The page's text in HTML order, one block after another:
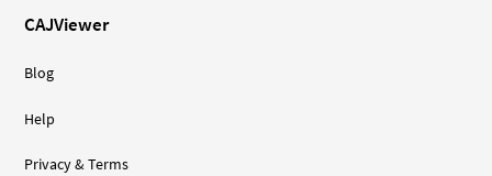
CAJViewer
Blog
Help
Privacy & Terms